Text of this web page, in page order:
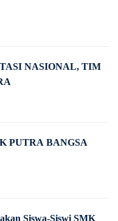
NASIONAL, TIM
PUTRA BANGSA
Siswa-Siswi SMK